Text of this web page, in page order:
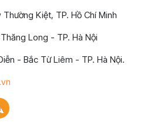
Thường Kiệt, TP. Hồ Chí Minh
Long - TP. Hà Nội
- Bắc Từ Liêm - TP. Hà Nội.